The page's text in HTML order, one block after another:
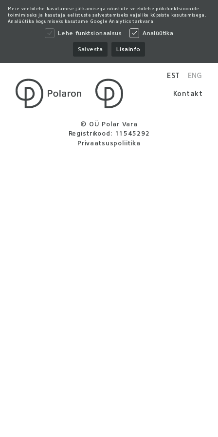
Meie veebilehe kasutamise jätkamisega nõustute veebilehe põhifunktsioonide
toimimiseks ja kasutaja eelistuste salvestamiseks vajalike küpsiste kasutamisega.
Analüütika kogumiseks kasutame Google Analytics tarkvara.
Lehe funktsionaalsus Analüütika
Salvesta Lisainfo
EST ENG
Kontakt
© OÜ Polar Vara
Registrikood: 11545292
Privaatsuspoliitika